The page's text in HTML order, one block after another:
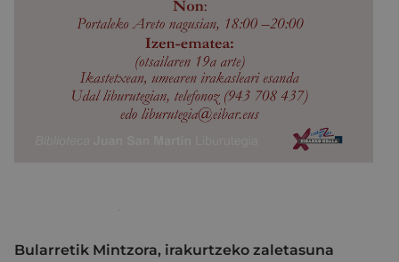
Bularretik Mintzora, irakurtzeko zaletasuna